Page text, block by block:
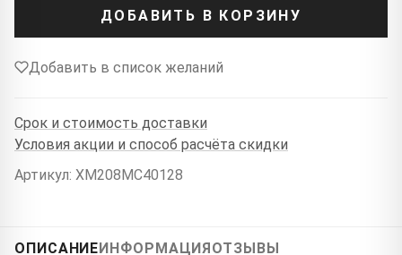
ДОБАВИТЬ В КОРЗИНУ
Добавить в список желаний
Срок и стоимость доставки
Условия акции и способ расчёта скидки
Артикул: XM208MC40128
ОПИСАНИЕИНФОРМАЦИЯОТЗЫВЫ